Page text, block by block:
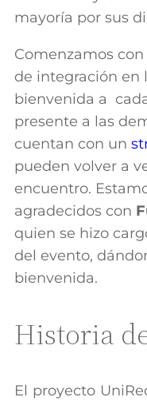
mayoría por sus
Comenzamos
de integración en
bienvenida a
presente a las
cuentan con un
pueden volver a
encuentro.
agradecidos con
quien se hizo
del evento,
bienvenida.
Historia
El proyecto